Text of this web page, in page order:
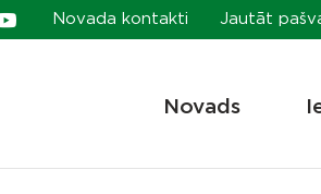
Novada kontakti Jautāt
Novads